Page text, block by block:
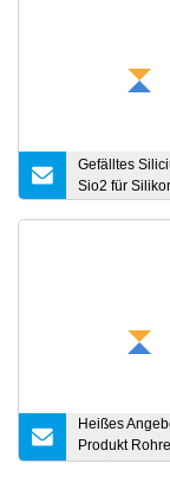
Gefälltes
Sio2 für
Heißes
Produkt